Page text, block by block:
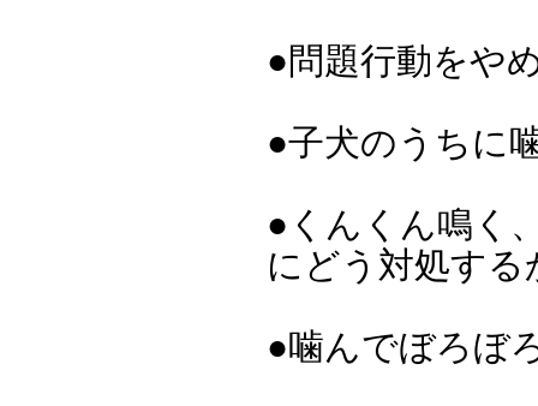
●問題行動をや
●子犬のうちに
●くんくん鳴く
にどう対処する
●噛んでぼろぼ